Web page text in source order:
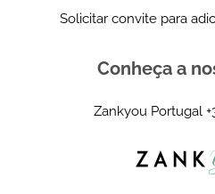
Solicitar convite para
Conheça a
Zankyou Portugal